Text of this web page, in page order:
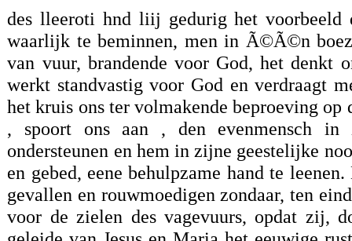
des lleeroti hnd liij gedurig het
waarlijk te beminnen, men in Ã©Ã©n
van vuur, brandende voor God, het denkt
werkt standvastig voor God en verdraagt
het kruis ons ter volmakende beproeving op
, spoort ons aan , den evenmensch in
ondersteunen en hem in zijne geestelijke
en gebed, eene behulpzame hand te
gevallen en rouwmoedigen zondaar, ten
voor de zielen des vagevuurs, opdat zij,